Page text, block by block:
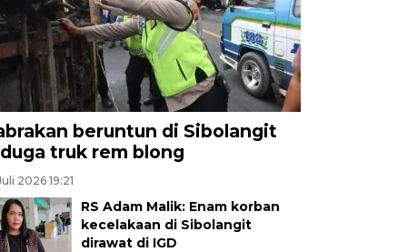
beruntun di Sibolangit
truk rem blong
2026 19:21
RS Adam Malik: Enam korban
kecelakaan di Sibolangit
dirawat di IGD